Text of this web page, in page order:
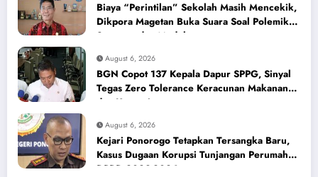
Biaya “Perintilan” Sekolah Masih Mencekik,
Dikpora Magetan Buka Suara Soal Polemik
Seragam dan Modul
August 6, 2026
BGN Copot 137 Kepala Dapur SPPG, Sinyal
Tegas Zero Tolerance Keracunan Makanan
dan Korupsi
August 6, 2026
Kejari Ponorogo Tetapkan Tersangka Baru,
Kasus Dugaan Korupsi Tunjangan Perumahan
DPRD 2023-2026